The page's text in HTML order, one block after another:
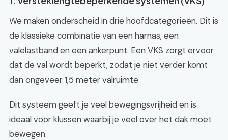
We maken onderscheid in drie hoofdcategorieën. Dit is
de klassieke combinatie van een harnas, een
valelastband en een ankerpunt. Een VKS zorgt ervoor
dat de val wordt beperkt, zodat je niet verder komt
dan ongeveer 1,5 meter valruimte.
Dit systeem geeft je veel bewegingsvrijheid en is
ideaal voor klussen waarbij je veel over het dak moet
bewegen.